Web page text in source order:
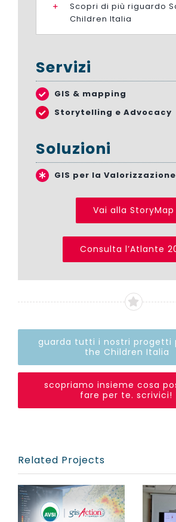
Scopri di più riguardo
Children Italia
Servizi
GIS & mapping
Storytelling e Advocacy
Soluzioni
GIS per la
Vai alla StoryMap
Consulta l’Atlante
guarda tutti i nostri progetti
the Children Italia
scopriamo insieme cosa
fare per te. scrivici!
Related Projects